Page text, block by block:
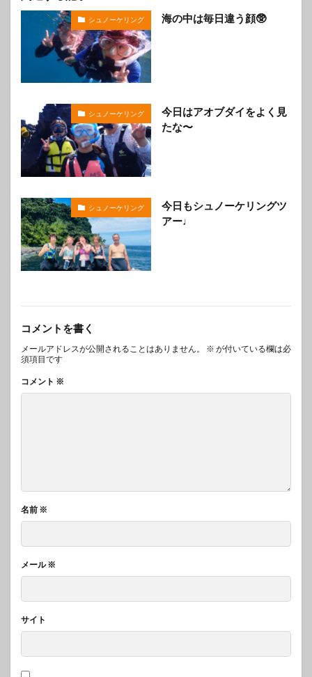
シュノーケリング 海の中は毎日違う顔🥸
シュノーケリング
今日はアオブダイをよく見
たな〜
シュノーケリング
今日もシュノーケリングツ
アー♩
コメントを書く
メールアドレスが公開されることはありません。 ※ が付いている欄は必
須項目です
コメント ※
名前 ※
メール※
サイト